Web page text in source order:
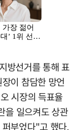
방선거를 통해 표
이 참담한 망언
시장의 득표율
을 일으켜도 상관
부었다"고 했다.